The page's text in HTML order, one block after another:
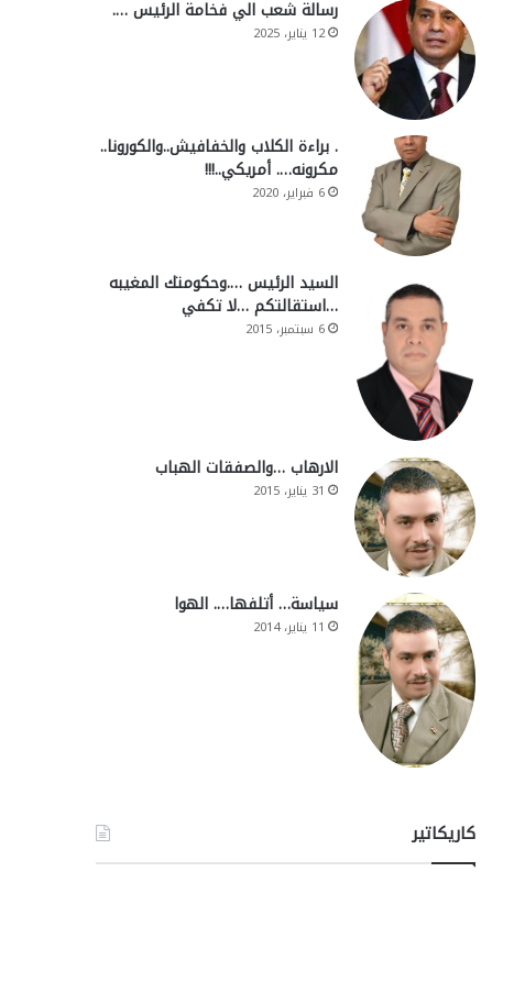
رسالة شعب الي فخامة الرئيس ….
12 يناير، 2025
. براءة الكلاب والخفافيش..والكورونا..
مكرونه…. أمريكي..!!!
6 فبراير، 2020
السيد الرئيس ….وحكومتك المغيبه
…استقالتكم …لا تكفي
6 سبتمبر، 2015
الارهاب …والصفقات الهباب
31 يناير، 2015
سياسة… أتلفها…. الهوا
11 يناير، 2014
كاريكاتير